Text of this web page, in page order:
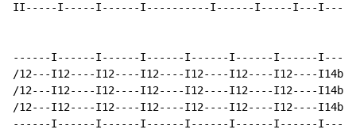
II-----I-----I------I----------I------I-----I---
------I------I------I------I------I------I------
/12---I12----I12----I12----I12----I12----I12----
/12---I12----I12----I12----I12----I12----I12----
/12---I12----I12----I12----I12----I12----I12----
------I------I------I------I------I------I------